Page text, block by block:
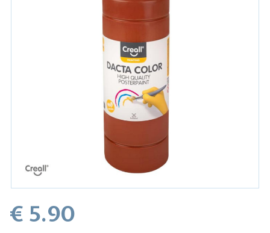
€ 5.90